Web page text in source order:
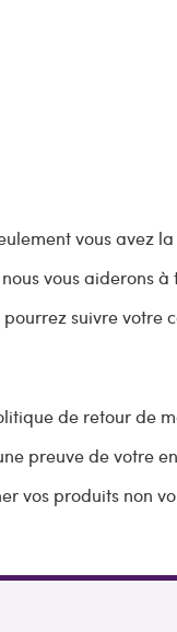
vous avez
vous aiderons
suivre
de retour de
preuve de votre
vos produits non